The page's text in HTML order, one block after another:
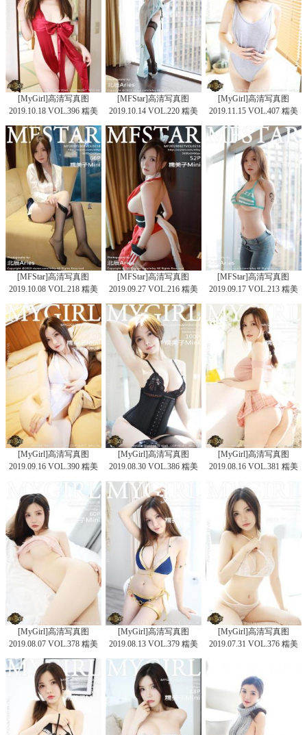
[MyGirl]高清写真图
2019.10.18 VOL.396 糯美
子Mini
[MFStar]高清写真图
2019.10.14 VOL.220 糯美
子Mini
[MyGirl]高清写真图
2019.11.15 VOL.407 糯美
子Mini
[MFStar]高清写真图
2019.10.08 VOL.218 糯美
[MFStar]高清写真图
2019.09.27 VOL.216 糯美
[MFStar]高清写真图
2019.09.17 VOL.213 糯美
[MyGirl]高清写真图
2019.09.16 VOL.390 糯美
[MyGirl]高清写真图
2019.08.30 VOL.386 糯美
子Mini
[MyGirl]高清写真图
2019.08.16 VOL.381 糯美
[MyGirl]高清写真图
2019.08.07 VOL.378 糯美
子Mini
[MyGirl]高清写真图
2019.08.13 VOL.379 糯美
子Mini-新人
[MyGirl]高清写真图
2019.07.31 VOL.376 糯美